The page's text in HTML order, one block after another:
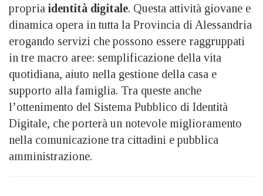
propria identità digitale. Questa attività giovane e
dinamica opera in tutta la Provincia di Alessandria
erogando servizi che possono essere raggruppati
in tre macro aree: semplificazione della vita
quotidiana, aiuto nella gestione della casa e
supporto alla famiglia. Tra queste anche
l’ottenimento del Sistema Pubblico di Identità
Digitale, che porterà un notevole miglioramento
nella comunicazione tra cittadini e pubblica
amministrazione.